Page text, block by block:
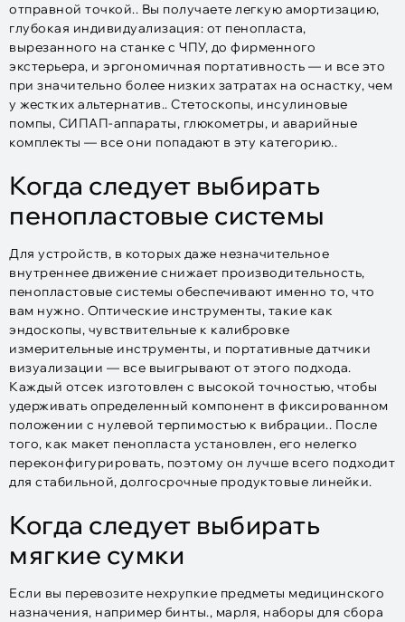
отправной точкой.. Вы получаете легкую амортизацию,
глубокая индивидуализация: от пенопласта,
вырезанного на станке с ЧПУ, до фирменного
экстерьера, и эргономичная портативность — и все это
при значительно более низких затратах на оснастку, чем
у жестких альтернатив.. Стетоскопы, инсулиновые
помпы, СИПАП-аппараты, глюкометры, и аварийные
комплекты — все они попадают в эту категорию..
Когда следует выбирать
пенопластовые системы
Для устройств, в которых даже незначительное
внутреннее движение снижает производительность,
пенопластовые системы обеспечивают именно то, что
вам нужно. Оптические инструменты, такие как
эндоскопы, чувствительные к калибровке
измерительные инструменты, и портативные датчики
визуализации — все выигрывают от этого подхода.
Каждый отсек изготовлен с высокой точностью, чтобы
удерживать определенный компонент в фиксированном
положении с нулевой терпимостью к вибрации.. После
того, как макет пенопласта установлен, его нелегко
переконфигурировать, поэтому он лучше всего подходит
для стабильной, долгосрочные продуктовые линейки.
Когда следует выбирать
мягкие сумки
Если вы перевозите нехрупкие предметы медицинского
назначения, например бинты., марля, наборы для сбора